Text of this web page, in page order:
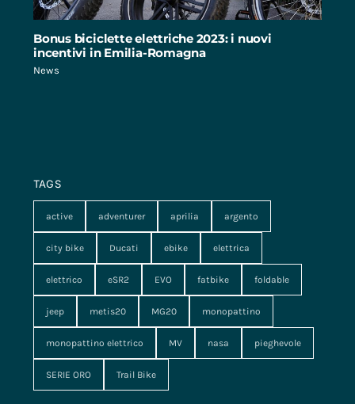
Bonus biciclette elettriche 2023: i nuovi
incentivi in Emilia-Romagna
News
TAGS
active adventurer aprilia argento
city bike Ducati ebike elettrica
elettrico eSR2 EVO fatbike foldable
jeep metis20 MG20 monopattino
monopattino elettrico MV nasa pieghevole
SERIE ORO Trail Bike